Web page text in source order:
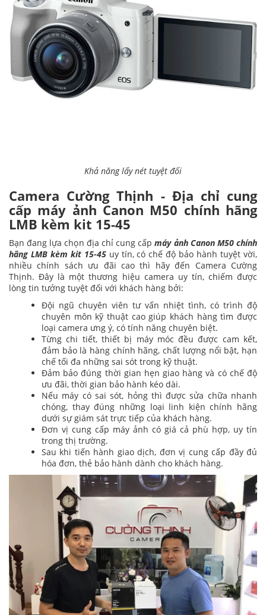
Khả năng lấy nét tuyệt đối
Camera Cường Thịnh - Địa chỉ cung
cấp máy ảnh Canon M50 chính hãng
LMB kèm kit 15-45
Bạn đang lựa chọn địa chỉ cung cấpmáy ảnh Canon M50 chính
hãng LMB kèm kit 15-45 uy tín, có chế độ bảo hành tuyệt vời,
nhiều chính sách ưu đãi cao thì hãy đến Camera Cường
Thịnh. Đây là một thương hiệu camera uy tín, chiếm được
lòng tin tưởng tuyệt đối với khách hàng bởi:
Đội ngũ chuyên viên tư vấn nhiệt tình, có trình độ
chuyên môn kỹ thuật cao giúp khách hàng tìm được
loại camera ưng ý, có tính năng chuyên biệt.
Từng chi tiết, thiết bị máy móc đều được cam kết,
đảm bảo là hàng chính hãng, chất lượng nổi bật, hạn
chế tối đa những sai sót trong kỹ thuật.
Đảm bảo đúng thời gian hẹn giao hàng và có chế độ
ưu đãi, thời gian bảo hành kéo dài.
Nếu máy có sai sót, hỏng thì được sửa chữa nhanh
chóng, thay đúng những loại linh kiện chính hãng
dưới sự giám sát trực tiếp của khách hàng.
Đơn vị cung cấp máy ảnh có giá cả phù hợp, uy tín
trong thị trường.
Sau khi tiến hành giao dịch, đơn vị cung cấp đầy đủ
hóa đơn, thẻ bảo hành dành cho khách hàng.